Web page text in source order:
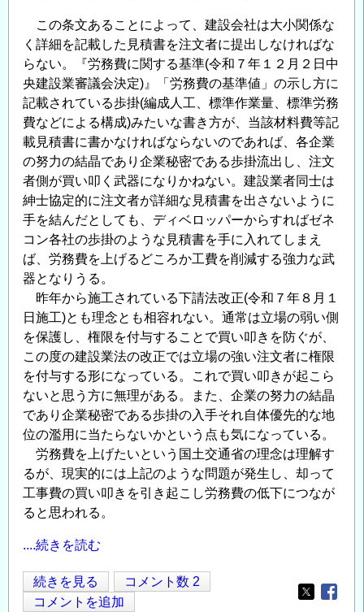
この条文あることによって、建設会社は大小関係な
く詳細を記載した見積書を注文者に提出しなければな
らない。『労務費に関する基準(令和７年１２月２日中
央建設業審議会決定)』「労務費の基準値」の示し方に
記載されている歩掛(編成人工、標準作業量、標準労務
費などによる構成)みたいな書き方が、当該材料費等記
載見積書に書かなければならないのであれば、各企業
の努力の結晶であり企業秘密である歩掛流出し、注文
者側が買い叩く武器になりかねない。建設業者同士は
紳士協定的に注文者が詳細な見積書を出さないように
手を結んだとしても、ディベロッパーからすればゼネ
コン各社の歩掛のような見積書を手に入れてしまえ
ば、労務費を上げるどころか工費を削減する強力な武
器となりうる。
昨年から施工されている下請法改正(令和７年８月１
日施工)とも理念とも相容れない。通常は立場の弱い側
を保護し、権限を付与することで買い叩きを防ぐが、
この度の建設業法の改正では立場の強い注文者に権限
を付与する形になっている。これで買い叩きが起こら
ないと思う方に無理がある。また、企業の努力の結晶
であり企業秘密である歩掛の入手それ自体優先的な地
位の濫用に当たらないかという点も気になっている。
労務費を上げたいという国土交通省の理念は理解す
るが、現実的には上記のような問題が発生し、却って
工事費の買い叩きを引き起こし労務費の低下につなが
ると思われる。
....続きを読む
建
設
続きを見る
コメント数 2
コメントを追加
Opens in